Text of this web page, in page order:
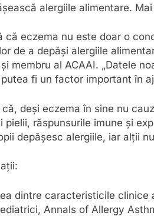
alergiile alimentare.
că eczema nu este doar o
de a depăși alergiile
membru al ACAAI. „Datele
fi un factor important în
deși eczema în sine nu
pielii, răspunsurile imune și
depășesc alergiile, iar alții
dintre caracteristicile clinice
Annals of Allergy